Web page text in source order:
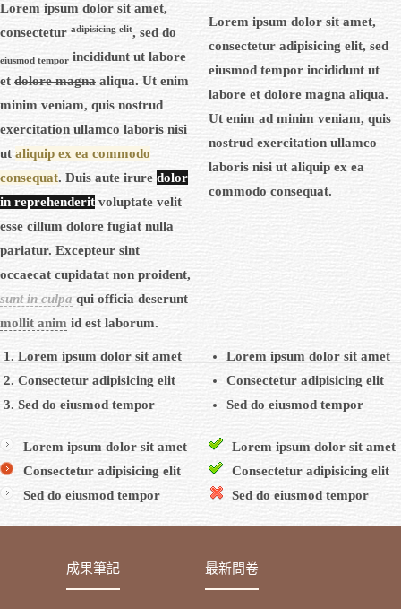
Lorem ipsum dolor sit amet,
consectetur adipisicing elit, sed do
eiusmod tempor incididunt ut labore
et dolore magna aliqua. Ut enim
minim veniam, quis nostrud
exercitation ullamco laboris nisi
ut aliquip ex ea commodo
consequat. Duis aute irure dolor
in reprehenderit voluptate velit
esse cillum dolore fugiat nulla
pariatur. Excepteur sint
occaecat cupidatat non proident,
sunt in culpa qui officia deserunt
mollit anim id est laborum.
Lorem ipsum dolor sit amet,
consectetur adipisicing elit, sed
eiusmod tempor incididunt ut
labore et dolore magna aliqua.
Ut enim ad minim veniam, quis
nostrud exercitation ullamco
laboris nisi ut aliquip ex ea
commodo consequat.
Lorem ipsum dolor sit amet
Consectetur adipisicing elit
Sed do eiusmod tempor
Lorem ipsum dolor sit amet
Consectetur adipisicing elit
Sed do eiusmod tempor
Lorem ipsum dolor sit amet
Consectetur adipisicing elit
Sed do eiusmod tempor
Lorem ipsum dolor sit amet
Consectetur adipisicing elit
Sed do eiusmod tempor
成果筆記 最新問卷